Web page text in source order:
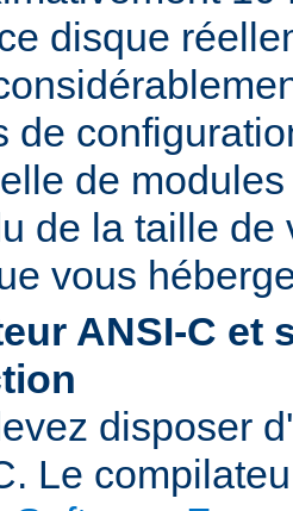
disque
de
de
de la taille de
vous
ANSI-C et
disposer
Le